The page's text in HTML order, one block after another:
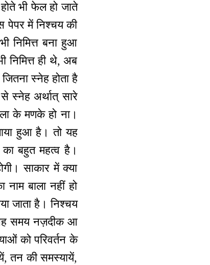
होते भी फेल हो जाते
पेपर में निश्चय की
निमित्त बना हुआ
निमित्त ही थे, अब
स्नेह होता है
स्नेह अर्थात् सारे
के मणके हो ना।
हुआ है। तो यह
बहुत महत्व है।
साकार में क्या
बाला नहीं हो
जाता है। निश्चय
समय नज़दीक आ
को परिवर्तन के
तन की समस्यायें,